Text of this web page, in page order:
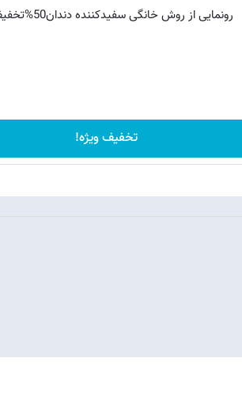
رونمایی از روش خانگی سفیدکننده دندان50%تخفیف🔥
تخفیف ویژه!